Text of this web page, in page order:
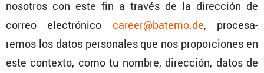
nosotros con este fin a través de la direc­ción de
correo electró­nico career@batemo.de, proce­sa­
remos los datos perso­nales que nos propor­ciones en
este contexto, como tu nombre, direc­ción, datos de